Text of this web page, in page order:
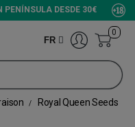
PENÍNSULA DESDE 30€
FR
0
Royal Queen Seeds